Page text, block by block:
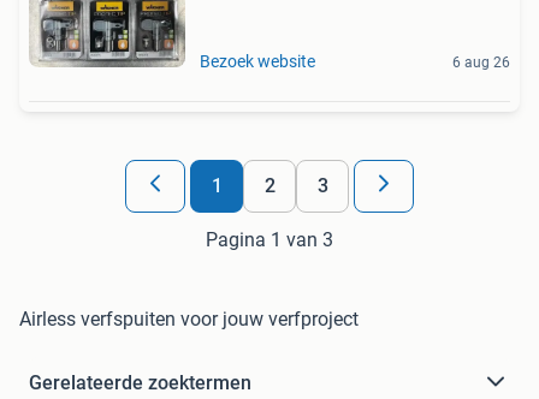
Bezoek website 6 aug 26
1 2 3
Pagina 1 van 3
Airless verfspuiten voor jouw verfproject
Gerelateerde zoektermen